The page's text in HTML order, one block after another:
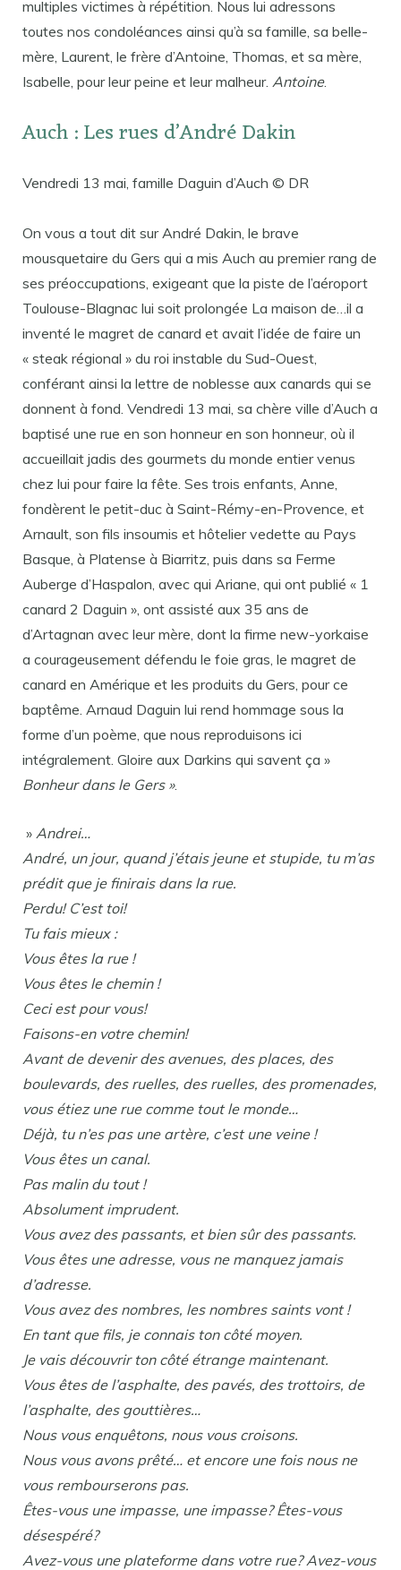
multiples victimes à répétition. Nous lui adressons
toutes nos condoléances ainsi qu’à sa famille, sa belle-
mère, Laurent, le frère d’Antoine, Thomas, et sa mère,
Isabelle, pour leur peine et leur malheur. Antoine.
Auch : Les rues d’André Dakin
Vendredi 13 mai, famille Daguin d’Auch © DR
On vous a tout dit sur André Dakin, le brave
mousquetaire du Gers qui a mis Auch au premier rang de
ses préoccupations, exigeant que la piste de l’aéroport
Toulouse-Blagnac lui soit prolongée La maison de…il a
inventé le magret de canard et avait l’idée de faire un
« steak régional » du roi instable du Sud-Ouest,
conférant ainsi la lettre de noblesse aux canards qui se
donnent à fond. Vendredi 13 mai, sa chère ville d’Auch a
baptisé une rue en son honneur en son honneur, où il
accueillait jadis des gourmets du monde entier venus
chez lui pour faire la fête. Ses trois enfants, Anne,
fondèrent le petit-duc à Saint-Rémy-en-Provence, et
Arnault, son fils insoumis et hôtelier vedette au Pays
Basque, à Platense à Biarritz, puis dans sa Ferme
Auberge d’Haspalon, avec qui Ariane, qui ont publié « 1
canard 2 Daguin », ont assisté aux 35 ans de
d’Artagnan avec leur mère, dont la firme new-yorkaise
a courageusement défendu le foie gras, le magret de
canard en Amérique et les produits du Gers, pour ce
baptême. Arnaud Daguin lui rend hommage sous la
forme d’un poème, que nous reproduisons ici
intégralement. Gloire aux Darkins qui savent ça »
Bonheur dans le Gers ».
» Andrei…
André, un jour, quand j’étais jeune et stupide, tu m’as
prédit que je finirais dans la rue.
Perdu! C’est toi!
Tu fais mieux :
Vous êtes la rue !
Vous êtes le chemin !
Ceci est pour vous!
Faisons-en votre chemin!
Avant de devenir des avenues, des places, des
boulevards, des ruelles, des ruelles, des promenades,
vous étiez une rue comme tout le monde…
Déjà, tu n’es pas une artère, c’est une veine !
Vous êtes un canal.
Pas malin du tout !
Absolument imprudent.
Vous avez des passants, et bien sûr des passants.
Vous êtes une adresse, vous ne manquez jamais
d’adresse.
Vous avez des nombres, les nombres saints vont !
En tant que fils, je connais ton côté moyen.
Je vais découvrir ton côté étrange maintenant.
Vous êtes de l’asphalte, des pavés, des trottoirs, de
l’asphalte, des gouttières…
Nous vous enquêtons, nous vous croisons.
Nous vous avons prêté… et encore une fois nous ne
vous rembourserons pas.
Êtes-vous une impasse, une impasse? Êtes-vous
désespéré?
Avez-vous une plateforme dans votre rue? Avez-vous